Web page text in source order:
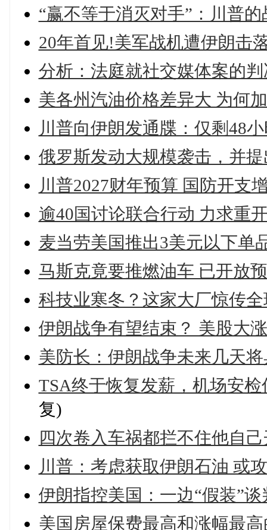
“赢不等于消灭对手”：川普
20年首见!美军战机遭伊朗击
分析：法庭就社交媒体案的
美各州汽油价格差异大 为何
川普向伊朗发通牒：仅剩48
俄罗斯发动大规模袭击，并
川普2027财年预算 国防开支
逾40国讨论联合行动 力求重
麦当劳美国推出3美元以下单
马斯克竟要推燃油车 已开放
科技业寒冬？这家大厂惊传
伊朗战争有望结束？ 美股大
美防长：伊朗战争未来几天
TSA终于恢复发薪，机场安
复)
四次卷入车祸都拦不住他自
川普：考虑获取伊朗石油 或
伊朗指控美国：一边“假装”
美国房屋保费最高和涨幅最